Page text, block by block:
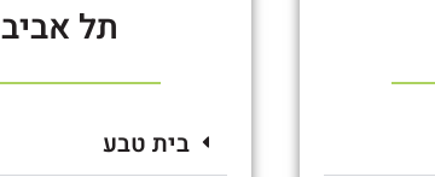
תל אביב
בית טבע